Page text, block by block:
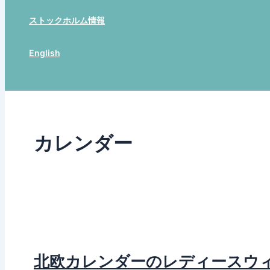
ストックホルム情報
English
カレンダー
北欧カレンダーのレディースウ